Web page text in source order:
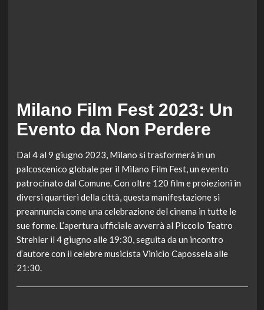
Milano Film Fest 2023: Un
Evento da Non Perdere
Dal 4 al 9 giugno 2023, Milano si trasformerà in un
palcoscenico globale per il Milano Film Fest, un evento
patrocinato dal Comune. Con oltre 120 film e proiezioni in
diversi quartieri della città, questa manifestazione si
preannuncia come una celebrazione del cinema in tutte le
sue forme. L’apertura ufficiale avverrà al Piccolo Teatro
Strehler il 4 giugno alle 19:30, seguita da un incontro
d’autore con il celebre musicista Vinicio Capossela alle
21:30.